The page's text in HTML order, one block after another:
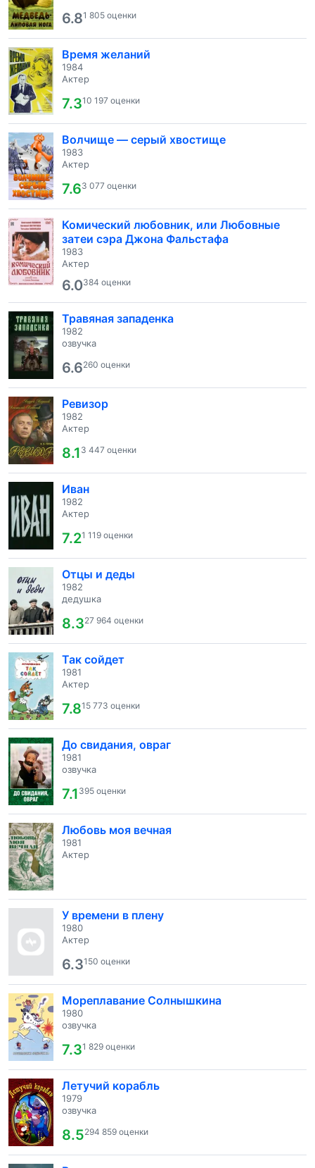
6.81 805 оценки
Время желаний
1984
Актер
7.310 197 оценки
Волчище — серый хвостище
1983
Актер
7.63 077 оценки
Комический любовник, или Любовные
затеи сэра Джона Фальстафа
1983
Актер
6.0384 оценки
Травяная западенка
1982
озвучка
6.6260 оценки
Ревизор
1982
Актер
8.1 3 447 оценки
Иван
1982
Актер
7.21 119 оценки
Отцы и деды
1982
дедушка
8.327 964 оценки
Так сойдет
1981
Актер
7.815 773 оценки
До свидания, овраг
1981
озвучка
7.1 395 оценки
Любовь моя вечная
1981
Актер
У времени в плену
1980
Актер
6.3150 оценки
Мореплавание Солнышкина
1980
озвучка
7.31 829 оценки
Летучий корабль
1979
озвучка
8.5294 859 оценки